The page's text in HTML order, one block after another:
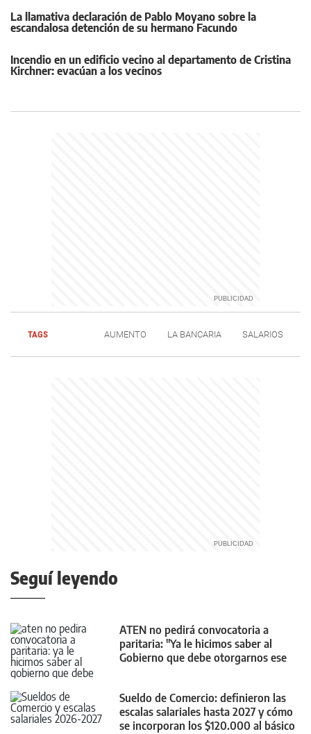
La llamativa declaración de Pablo Moyano sobre la
escandalosa detención de su hermano Facundo
Incendio en un edificio vecino al departamento de Cristina
Kirchner: evacúan a los vecinos
TAGS AUMENTO LA BANCARIA SALARIOS
Seguí leyendo
ATEN no pedirá convocatoria a
paritaria: "Ya le hicimos saber al
Gobierno que debe otorgarnos ese
Sueldo de Comercio: definieron las
escalas salariales hasta 2027 y cómo
se incorporan los $120.000 al básico